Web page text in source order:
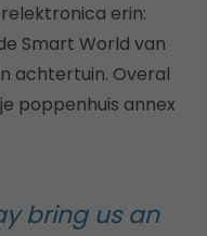
erin:
Smart World van
achtertuin. Overal
poppenhuis annex
bring us an